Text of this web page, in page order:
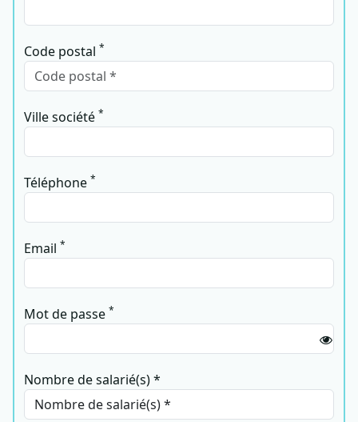
Code postal *
Ville société *
Téléphone *
Email *
Mot de passe *
Nombre de salarié(s) *